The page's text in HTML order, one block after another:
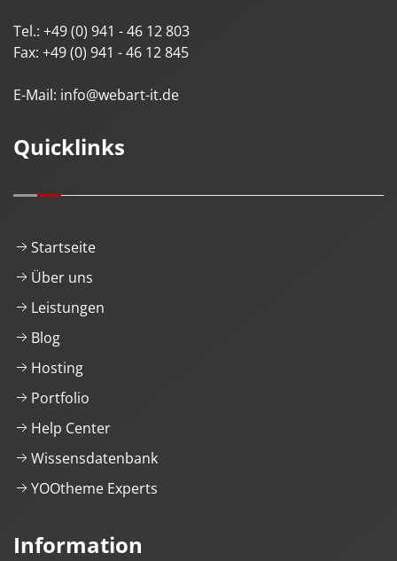
Tel.: +49 (0) 941 - 46 12 803
Fax: +49 (0) 941 - 46 12 845
E-Mail: info@webart-it.de
Quicklinks
Startseite
Über uns
Leistungen
Blog
Hosting
Portfolio
Help Center
Wissensdatenbank
YOOtheme Experts
Information